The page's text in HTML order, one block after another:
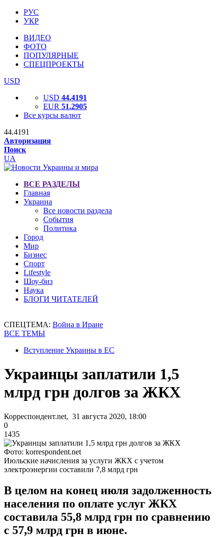
РУС
УКР
ВИДЕО
ФОТО
ПОПУЛЯРНЫЕ
СПЕЦПРОЕКТЫ
USD
USD 44.4191
EUR 51.2905
Все курсы валют
44.4191
Авторизация
Поиск
UA
ВСЕ РАЗДЕЛЫ
Главная
Украина
Все новости раздела
События
Политика
Город
Мир
Бизнес
Спорт
Lifestyle
Шоу-биз
Наука
БЛОГИ ЧИТАТЕЛЕЙ
СПЕЦТЕМА: Война в Иране
ВСЕ ТЕМЫ
Вступление Украины в ЕС
Украинцы заплатили 1,5
млрд грн долгов за ЖКХ
Корреспондент.net, 31 августа 2020, 18:00
0
1435
Фото: korrespondent.net
Июльские начисления за услуги ЖКХ с учетом
электроэнергии составили 7,8 млрд грн
В целом на конец июля задолженность
населения по оплате услуг ЖКХ
составила 55,8 млрд грн по сравнению
с 57,9 млрд грн в июне.